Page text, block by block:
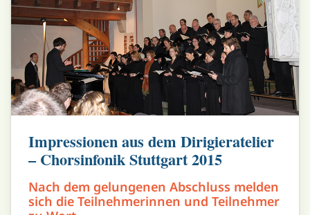
Impressionen aus dem Dirigieratelier
– Chorsinfonik Stuttgart 2015
Nach dem gelungenen Abschluss melden
sich die Teilnehmerinnen und Teilnehmer